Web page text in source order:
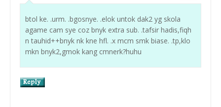
btol ke. .urm. .bgosnye. .elok untok dak2 yg skola
agame cam sye coz bnyk extra sub. .tafsir hadis,fiqh
n tauhid++bnyk nk kne hfl. .x mcm smk biase. .tp,klo
mkn bnyk2,gmok kang cmnerk?huhu